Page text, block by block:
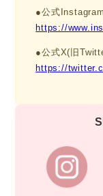
●公式
https://
●公式X(旧
https://